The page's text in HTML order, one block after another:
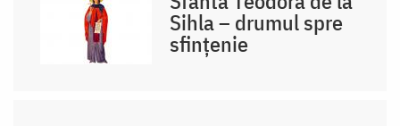
Sihla – drumul spre
sfințenie